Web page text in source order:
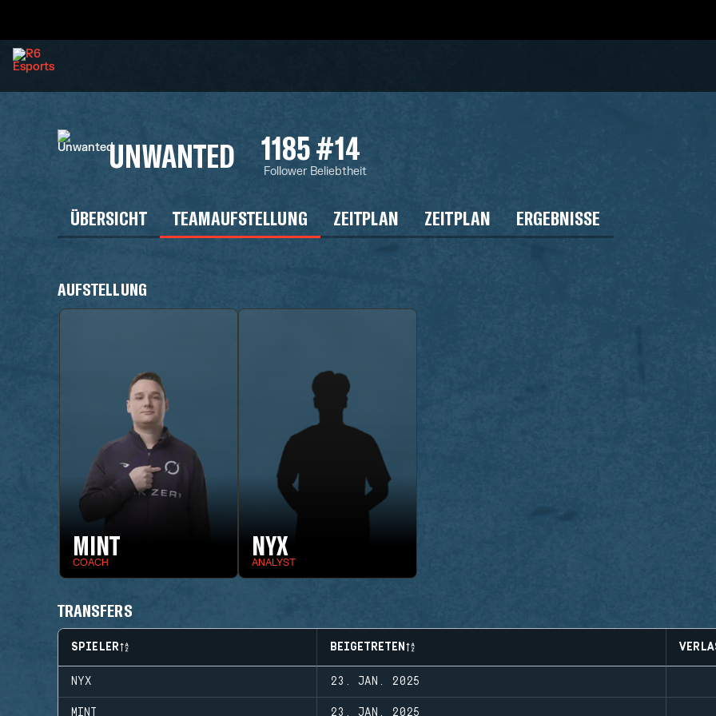
UNWANTED 1185
Follower
#14
Beliebtheit
ÜBERSICHT TEAMAUFSTELLUNG ZEITPLAN ZEITPLAN ERGEBNISSE
AUFSTELLUNG
MINT
COACH
NYX
ANALYST
TRANSFERS
SPIELER BEIGETRETEN
NYX 23. JAN. 2025
MINT 23. JAN. 2025